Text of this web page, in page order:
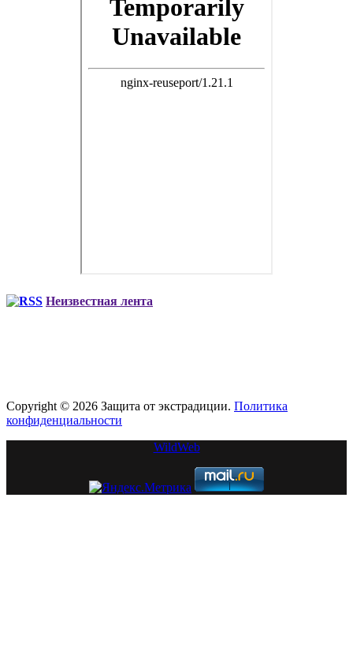
Неизвестная лента
Copyright © 2026 Защита от экстрадиции. Политика
конфиденциальности
WildWeb